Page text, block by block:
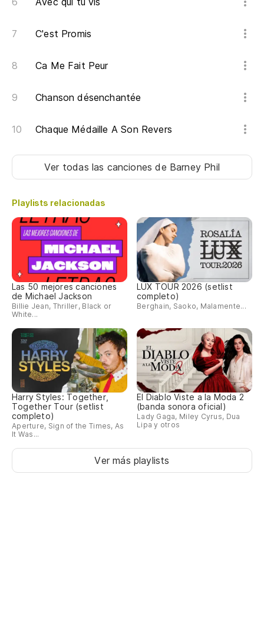
C'est Promis
Ca Me Fait Peur
Chanson désenchantée
Chaque Médaille A Son Revers
Ver todas las cancionesde Barney Phil
Playlists relacionadas
Las 50 mejores canciones
de Michael Jackson
Billie Jean, Thriller, Black or
White...
LUX TOUR 2026 (setlist
completo)
Berghain, Saoko, Malamente...
Harry Styles: Together,
Together Tour (setlist
completo)
Aperture, Sign of the Times, As
It Was...
El Diablo Viste a la Moda 2
(banda sonora oficial)
Lady Gaga, Miley Cyrus, Dua
Lipa y otros
Ver más playlists